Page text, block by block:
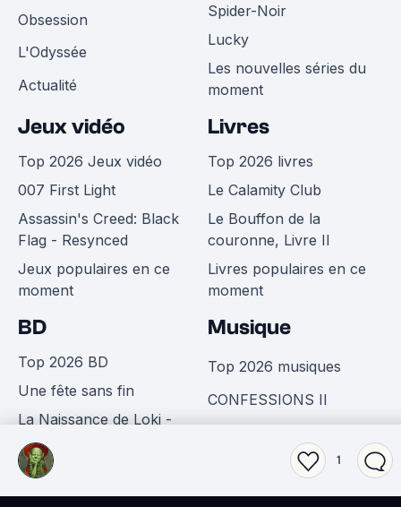
1
Obsession
L'Odyssée
Actualité
Spider-Noir
Lucky
Les nouvelles séries du
moment
Jeux vidéo
Top 2026 Jeux vidéo
007 First Light
Assassin's Creed: Black
Flag - Resynced
Jeux populaires en ce
moment
Livres
Top 2026 livres
Le Calamity Club
Le Bouffon de la
couronne, Livre II
Livres populaires en ce
moment
BD
Top 2026 BD
Une fête sans fin
La Naissance de Loki -
One Piece, tome 113
Actualité BD
Musique
Top 2026 musiques
CONFESSIONS II
Album du moment